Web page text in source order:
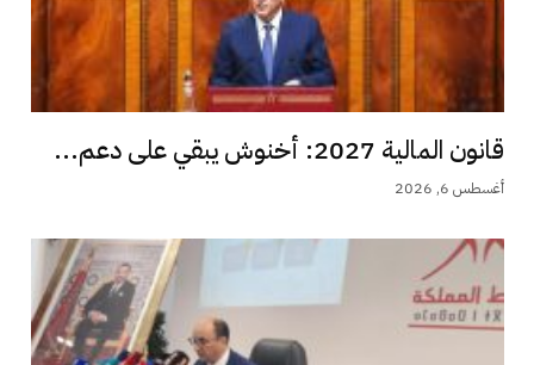
قانون المالية 2027: أخنوش يبقي على دعم...
أغسطس 6, 2026